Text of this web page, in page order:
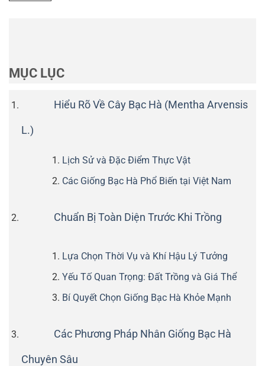
MỤC LỤC
Hiểu Rõ Về Cây Bạc Hà (Mentha Arvensis
L.)
Lịch Sử và Đặc Điểm Thực Vật
Các Giống Bạc Hà Phổ Biến tại Việt Nam
Chuẩn Bị Toàn Diện Trước Khi Trồng
Lựa Chọn Thời Vụ và Khí Hậu Lý Tưởng
Yếu Tố Quan Trọng: Đất Trồng và Giá Thể
Bí Quyết Chọn Giống Bạc Hà Khỏe Mạnh
Các Phương Pháp Nhân Giống Bạc Hà
Chuyên Sâu